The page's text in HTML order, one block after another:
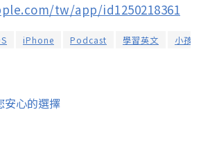
tw/app/id1250218361
iPhone Podcast 學習英文 小孩
安心的選擇